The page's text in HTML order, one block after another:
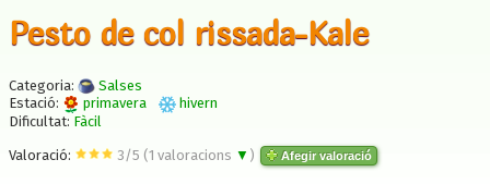
Pesto de col rissada-Kale
Categoria:
Salses
Estació:
primavera
hivern
Dificultat: Fàcil
Valoració: 3 /5 (1 valoracions ▼ ) Afegir valoració